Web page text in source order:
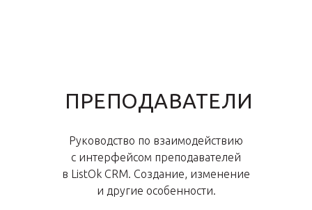
ПРЕПОДАВАТЕЛИ
Руководство по взаимодействию
с интерфейсом преподавателей
в ListOk CRM. Создание, изменение
и другие особенности.